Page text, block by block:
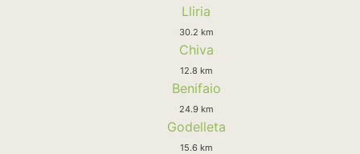
Lliria
30.2 km
Chiva
12.8 km
Benifaio
24.9 km
Godelleta
15.6 km